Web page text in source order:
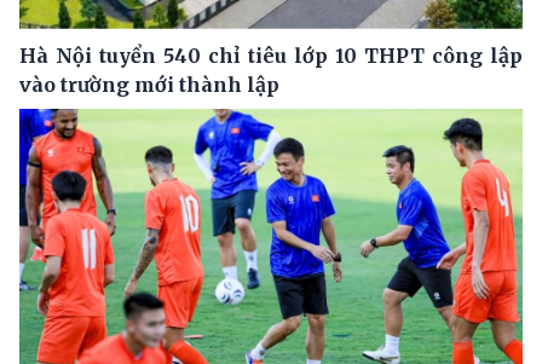
Hà Nội tuyển 540 chỉ tiêu lớp 10 THPT công lập
vào trường mới thành lập